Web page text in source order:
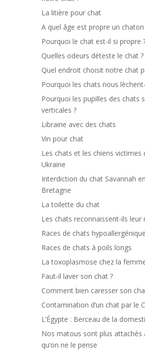
La litière pour chat
A quel âge est propre un chaton
Pourquoi le chat est-il si propre
Quelles odeurs déteste le chat ?
Quel endroit choisit notre chat
Pourquoi les chats nous
Pourquoi les pupilles des chats
verticales ?
Librairie avec des chats
Vin pour chat
Les chats et les chiens victimes
Ukraine
Interdiction du chat Savannah
Bretagne
La toilette du chat
Les chats reconnaissent-ils leur
Races de chats
Races de chats à poils longs
La toxoplasmose chez la
Faut-il laver son chat ?
Comment bien caresser son
Contamination d’un chat par le
L’Égypte : Berceau de la
Nos matous sont plus attachés
qu’on ne le pense